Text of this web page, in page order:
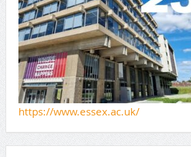
https://www.essex.ac.uk/